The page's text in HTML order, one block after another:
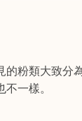
粉類大致分
一樣。